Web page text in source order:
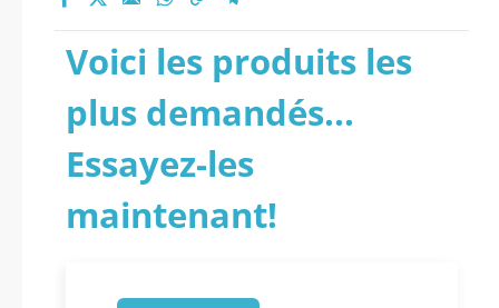
Voici les produits les
plus demandés...
Essayez-les
maintenant!